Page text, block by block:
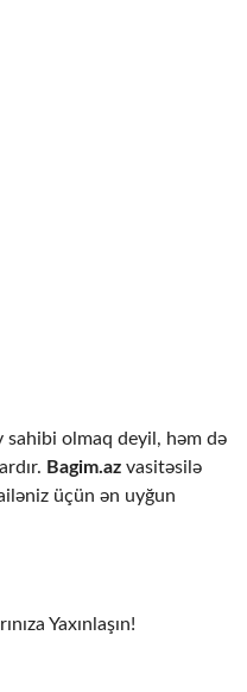
sahibi olmaq deyil, həm də
Bagim.az vasitəsilə
üçün ən uyğun
Yaxınlaşın!